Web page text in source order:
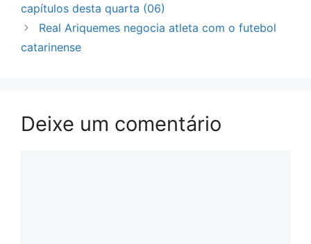
capítulos desta quarta (06)
Real Ariquemes negocia atleta com o futebol
catarinense
Deixe um comentário